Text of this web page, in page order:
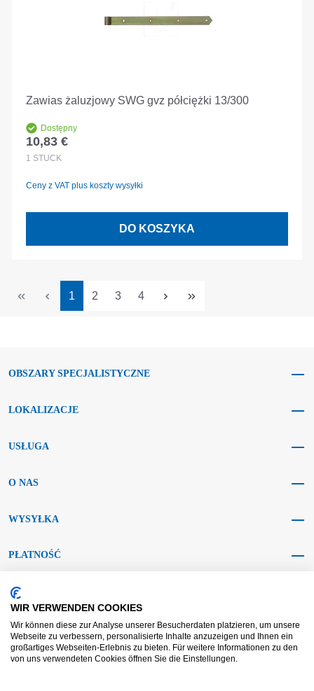
Zawias żaluzjowy SWG gvz półciężki 13/300
Dostępny
Cena regularna:
10,83 €
1 STÜCK
Ceny z VAT plus koszty wysyłki
DO KOSZYKA
Strona
1 Strona
2 Strona
3 Strona
4
OBSZARY SPECJALISTYCZNE
LOKALIZACJE
USŁUGA
O NAS
WYSYŁKA
PŁATNOŚĆ
MEDIA SPOŁECZNOŚCIOWE
WIR VERWENDEN COOKIES
Wir können diese zur Analyse unserer Besucherdaten platzieren, um unsere
Webseite zu verbessern, personalisierte Inhalte anzuzeigen und Ihnen ein
großartiges Webseiten-Erlebnis zu bieten. Für weitere Informationen zu den
von uns verwendeten Cookies öffnen Sie die Einstellungen.